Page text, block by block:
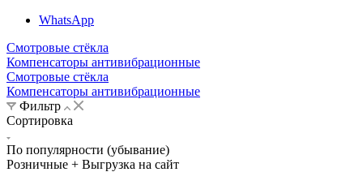
WhatsApp
Смотровые стёкла
Компенсаторы антивибрационные
Смотровые стёкла
Компенсаторы антивибрационные
Фильтр
Сортировка
По популярности (убывание)
Розничные + Выгрузка на сайт